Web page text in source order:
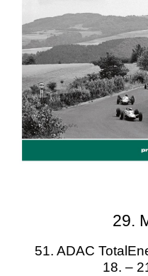
29.
51. ADAC
18. –